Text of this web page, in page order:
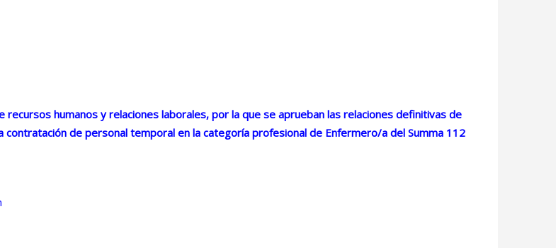
humanos y relaciones laborales, por la que se aprueban las relaciones definitivas de
contratación de personal temporal en la categoría profesional de Enfermero/a del Summa 112